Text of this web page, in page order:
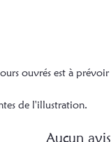
ouvrés est à
de l'illustration.
Aucun